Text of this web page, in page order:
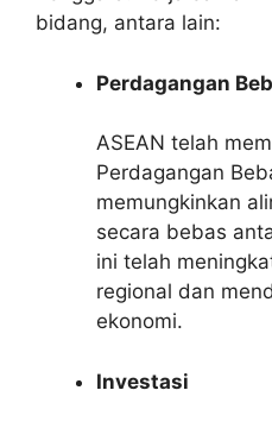
bidang, antara lain:
Perdagangan
ASEAN telah
Perdagangan
memungkinkan
secara bebas
ini telah
regional dan
ekonomi.
Investasi